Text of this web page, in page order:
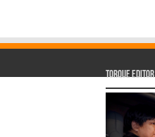
Torque Editor